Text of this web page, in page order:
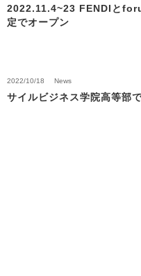
2022.11.4~23 FENDIと
定でオープン